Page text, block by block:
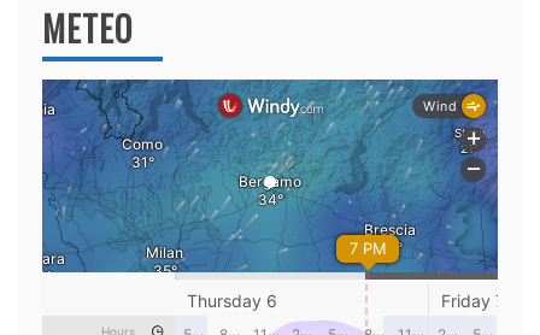
METEO